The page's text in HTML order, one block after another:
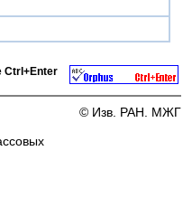
Ctrl+Enter
© Изв. РАН. МЖГ